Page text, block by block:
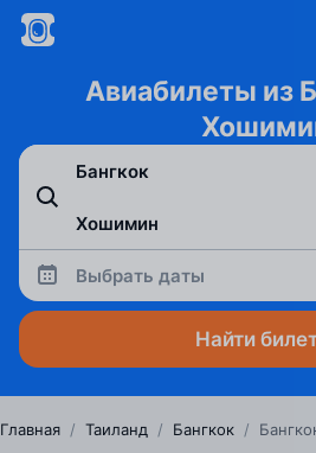
Авиабилеты из
Выбрать даты
Найти
Главная / Таиланд / Бангкок /